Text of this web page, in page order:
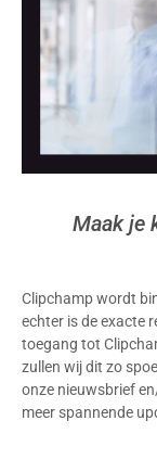
Maak je
Clipchamp wordt
echter is de exacte
toegang tot
zullen wij dit zo
onze nieuwsbrief
meer spannende